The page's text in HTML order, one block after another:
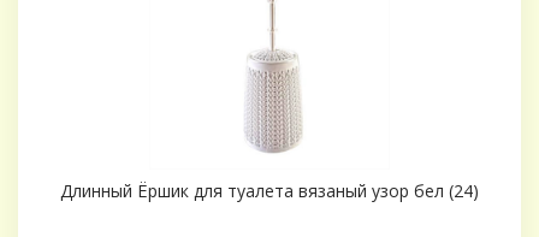
Длинный Ёршик для туалета вязаный узор бел (24)